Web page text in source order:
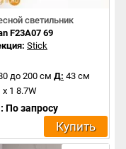
светильник
F23A07 69
Stick
до 200 см Д: 43 см
x 1 8.7W
По запросу
Купить